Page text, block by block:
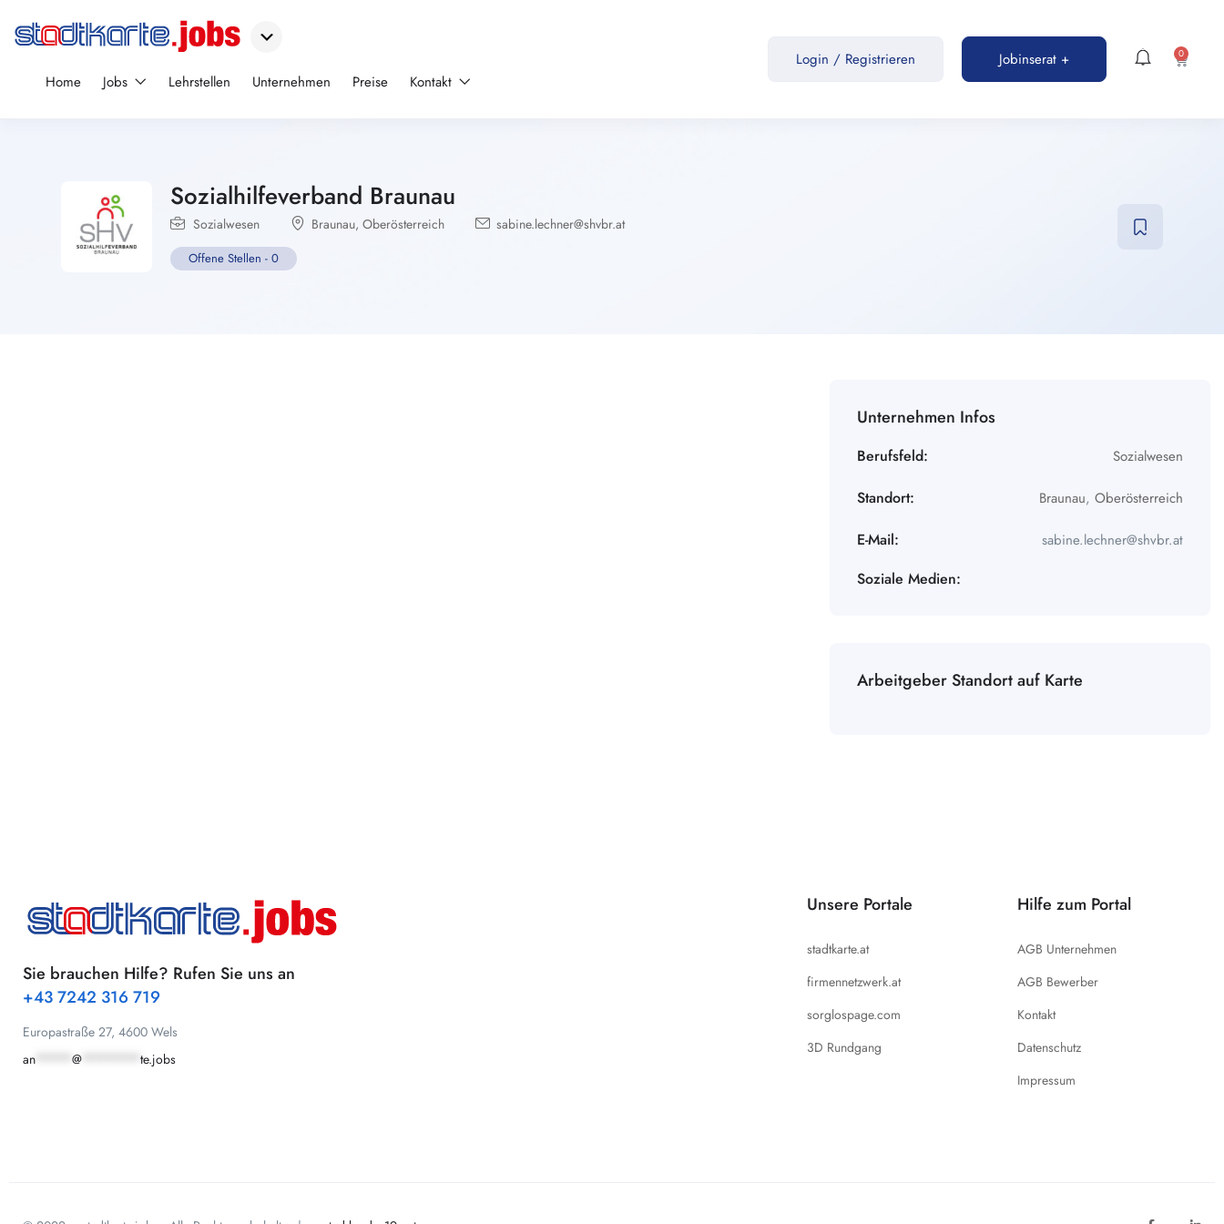
Home Jobs Lehrstellen Unternehmen Preise Kontakt
Login / Registrieren Jobinserat + 0
Sozialhilfeverband Braunau
Sozialwesen Braunau, Oberösterreich sabine.lechner@shvbr.at
Offene Stellen - 0
Unternehmen Infos
Berufsfeld: Sozialwesen
Standort: Braunau, Oberösterreich
E-Mail: sabine.lechner@shvbr.at
Soziale Medien:
Arbeitgeber Standort auf Karte
Sie brauchen Hilfe? Rufen Sie uns an
+43 7242 316 719
Europastraße 27, 4600 Wels
an
@ te.jobs
Unsere Portale
stadtkarte.at
firmennetzwerk.at
sorglospage.com
3D Rundgang
Hilfe zum Portal
AGB Unternehmen
AGB Bewerber
Kontakt
Datenschutz
Impressum